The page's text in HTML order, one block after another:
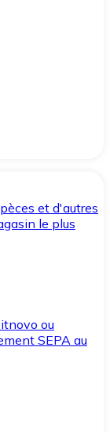
et d'autres
le plus
ou
SEPA au